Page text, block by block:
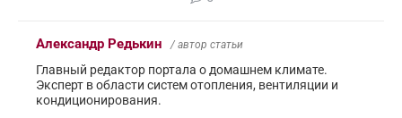
Александр Редькин / автор статьи
Главный редактор портала о домашнем климате.
Эксперт в области систем отопления, вентиляции и
кондиционирования.